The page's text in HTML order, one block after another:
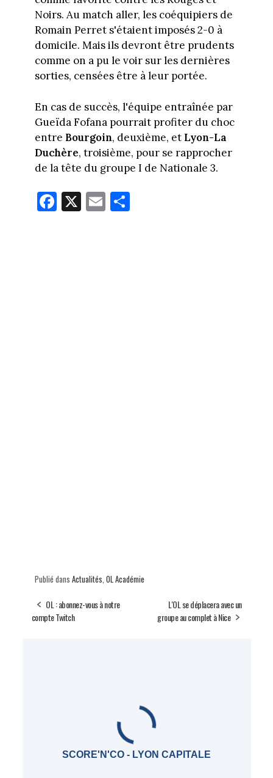
Noirs. Au match aller, les coéquipiers de
Romain Perret s'étaient imposés 2-0 à
domicile. Mais ils devront être prudents
comme on a pu le voir sur les dernières
sorties, censées être à leur portée.
En cas de succès, l'équipe entraînée par
Gueïda Fofana pourrait profiter du choc
entre Bourgoin, deuxième, et Lyon-La
Duchère, troisième, pour se rapprocher
de la tête du groupe I de Nationale 3.
Fa
ce
X E
m
Pa
Publié dans Actualités, OL Académie
OL : abonnez-vous à notre
compte Twitch
L'OL se déplacera avec un
groupe au complet à Nice
SCORE'N'CO - LYON CAPITALE